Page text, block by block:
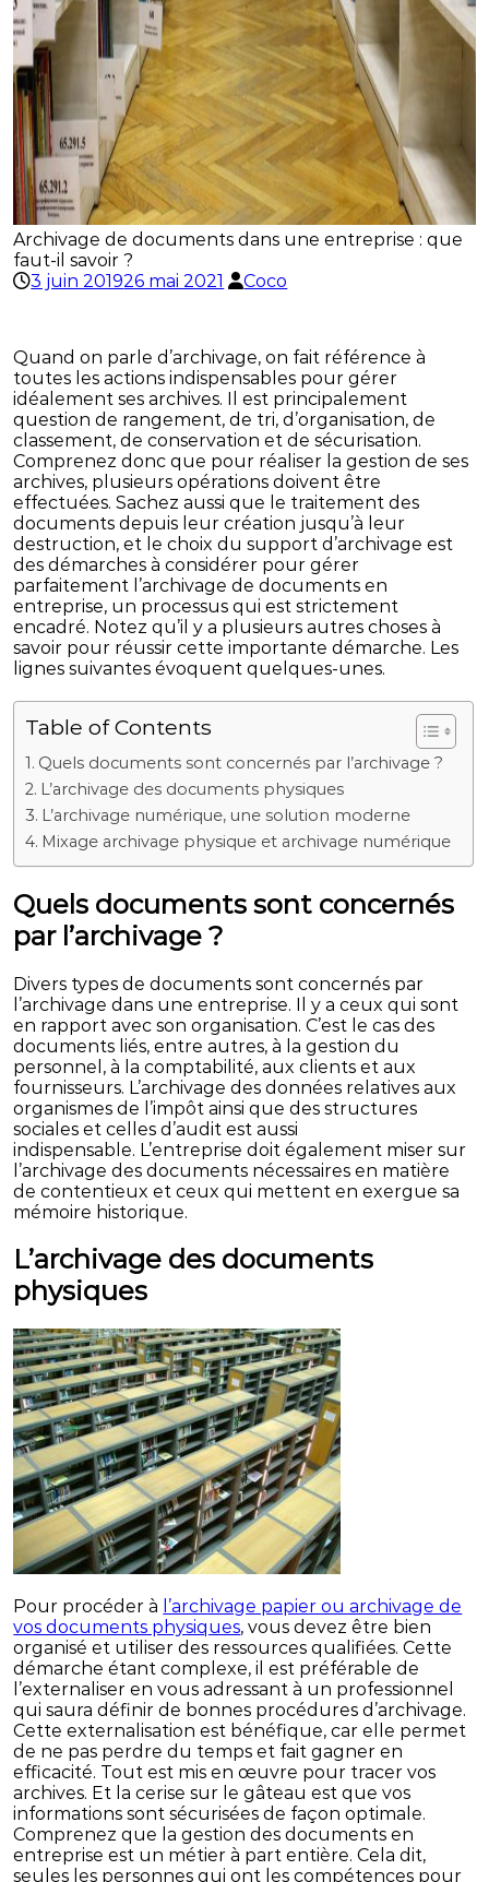
Archivage de documents dans une entreprise : que
faut-il savoir ?
3 juin 201926 mai 2021 Coco
Quand on parle d’archivage, on fait référence à
toutes les actions indispensables pour gérer
idéalement ses archives. Il est principalement
question de rangement, de tri, d’organisation, de
classement, de conservation et de sécurisation.
Comprenez donc que pour réaliser la gestion de ses
archives, plusieurs opérations doivent être
effectuées. Sachez aussi que le traitement des
documents depuis leur création jusqu’à leur
destruction, et le choix du support d’archivage est
des démarches à considérer pour gérer
parfaitement l’archivage de documents en
entreprise, un processus qui est strictement
encadré. Notez qu’il y a plusieurs autres choses à
savoir pour réussir cette importante démarche. Les
lignes suivantes évoquent quelques-unes.
Table of Contents
Quels documents sont concernés par l’archivage ?
L’archivage des documents physiques
L’archivage numérique, une solution moderne
Mixage archivage physique et archivage numérique
Quels documents sont concernés
par l’archivage ?
Divers types de documents sont concernés par
l’archivage dans une entreprise. Il y a ceux qui sont
en rapport avec son organisation. C’est le cas des
documents liés, entre autres, à la gestion du
personnel, à la comptabilité, aux clients et aux
fournisseurs. L’archivage des données relatives aux
organismes de l’impôt ainsi que des structures
sociales et celles d’audit est aussi
indispensable. L’entreprise doit également miser sur
l’archivage des documents nécessaires en matière
de contentieux et ceux qui mettent en exergue sa
mémoire historique.
L’archivage des documents
physiques
Pour procéder à l’archivage papier ou archivage de
vos documents physiques, vous devez être bien
organisé et utiliser des ressources qualifiées. Cette
démarche étant complexe, il est préférable de
l’externaliser en vous adressant à un professionnel
qui saura définir de bonnes procédures d’archivage.
Cette externalisation est bénéfique, car elle permet
de ne pas perdre du temps et fait gagner en
efficacité. Tout est mis en œuvre pour tracer vos
archives. Et la cerise sur le gâteau est que vos
informations sont sécurisées de façon optimale.
Comprenez que la gestion des documents en
entreprise est un métier à part entière. Cela dit,
seules les personnes qui ont les compétences pour